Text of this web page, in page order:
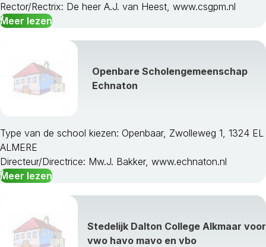
Rector/Rectrix: De heer A.J. van Heest, www.csgpm.nl
Meer lezen
Openbare Scholengemeenschap
Echnaton
Type van de school kiezen: Openbaar, Zwolleweg 1, 1324 EL
ALMERE
Directeur/Directrice: Mw.J. Bakker, www.echnaton.nl
Meer lezen
Stedelijk Dalton College Alkmaar voor
vwo havo mavo en vbo